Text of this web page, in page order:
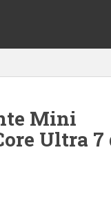
Mini
Ultra 7